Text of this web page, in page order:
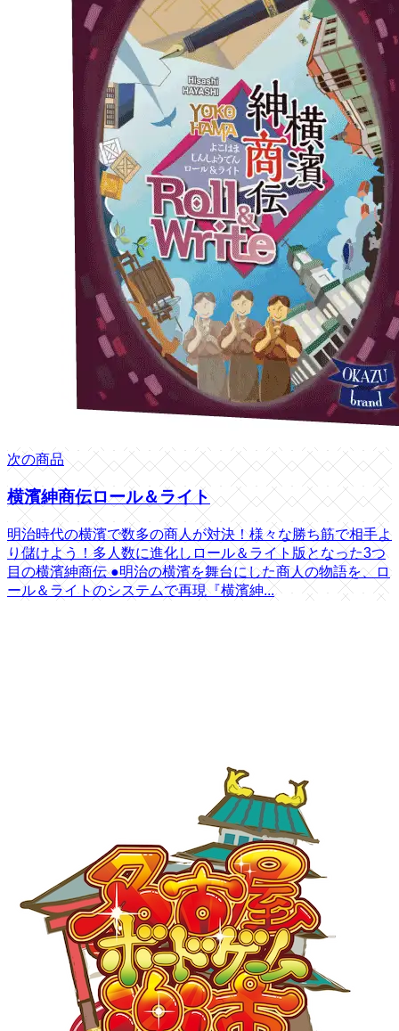
次の商品
横濱紳商伝ロール＆ライト
明治時代の横濱で数多の商人が対決！様々な勝ち筋で相手よ
り儲けよう！多人数に進化しロール＆ライト版となった3つ
目の横濱紳商伝 ●明治の横濱を舞台にした商人の物語を、ロ
ール＆ライトのシステムで再現『横濱紳...